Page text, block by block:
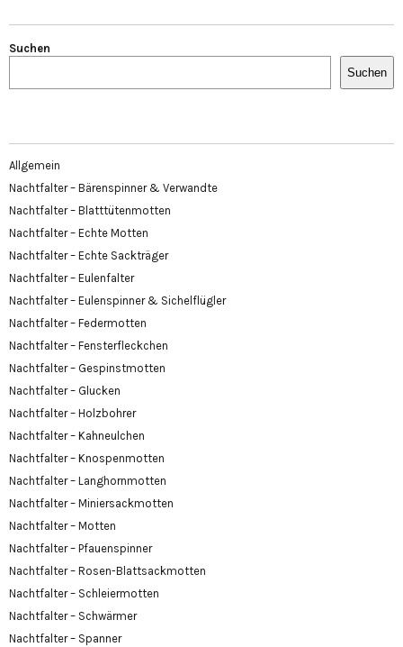
Suchen
Suchen
Allgemein
Nachtfalter – Bärenspinner & Verwandte
Nachtfalter – Blatttütenmotten
Nachtfalter – Echte Motten
Nachtfalter – Echte Sackträger
Nachtfalter – Eulenfalter
Nachtfalter – Eulenspinner & Sichelflügler
Nachtfalter – Federmotten
Nachtfalter – Fensterfleckchen
Nachtfalter – Gespinstmotten
Nachtfalter – Glucken
Nachtfalter – Holzbohrer
Nachtfalter – Kahneulchen
Nachtfalter – Knospenmotten
Nachtfalter – Langhornmotten
Nachtfalter – Miniersackmotten
Nachtfalter – Motten
Nachtfalter – Pfauenspinner
Nachtfalter – Rosen-Blattsackmotten
Nachtfalter – Schleiermotten
Nachtfalter – Schwärmer
Nachtfalter – Spanner